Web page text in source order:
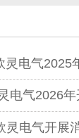
表彰总结大会暨新
电气2026年
开展消防应急